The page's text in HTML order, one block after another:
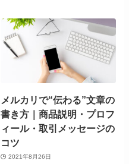
メルカリで“伝わる”文章の
書き方｜商品説明・プロフ
ィール・取引メッセージの
コツ
2021年8月26日